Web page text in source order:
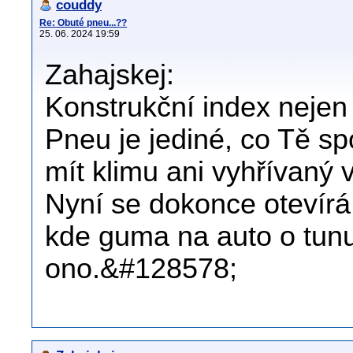
couddy
Re: Obuté pneu...??
25. 06. 2024 19:59
Zahajskej:
Konstrukční index
Pneu je jediné, co Tě
mít klimu ani vyhřívaný
Nyní se dokonce
kde guma na auto o
ono.&#128578;